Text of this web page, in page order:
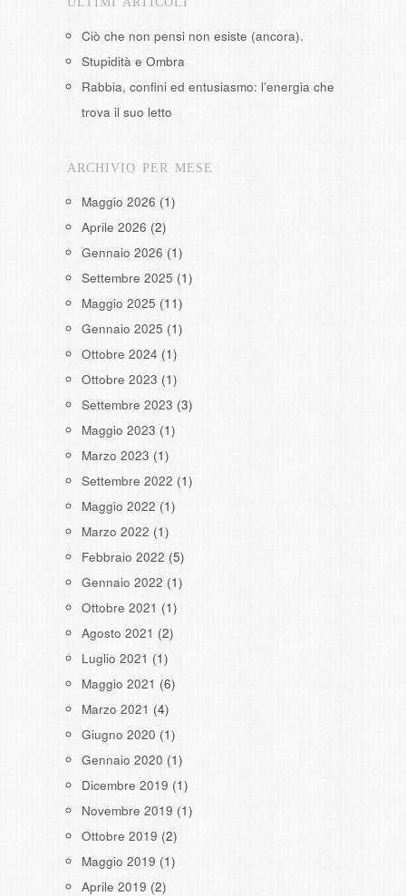
Ciò che non pensi non esiste (ancora).
Stupidità e Ombra
Rabbia, confini ed entusiasmo: l’energia che
trova il suo letto
ARCHIVIO PER MESE
Maggio 2026 (1)
Aprile 2026 (2)
Gennaio 2026 (1)
Settembre 2025 (1)
Maggio 2025 (11)
Gennaio 2025 (1)
Ottobre 2024 (1)
Ottobre 2023 (1)
Settembre 2023 (3)
Maggio 2023 (1)
Marzo 2023 (1)
Settembre 2022 (1)
Maggio 2022 (1)
Marzo 2022 (1)
Febbraio 2022 (5)
Gennaio 2022 (1)
Ottobre 2021 (1)
Agosto 2021 (2)
Luglio 2021 (1)
Maggio 2021 (6)
Marzo 2021 (4)
Giugno 2020 (1)
Gennaio 2020 (1)
Dicembre 2019 (1)
Novembre 2019 (1)
Ottobre 2019 (2)
Maggio 2019 (1)
Aprile 2019 (2)